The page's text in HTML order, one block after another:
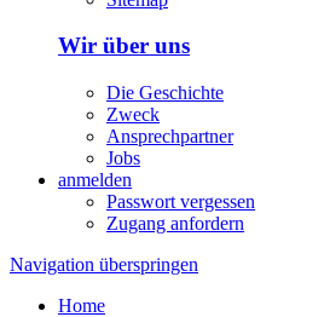
Wir über uns
Die Geschichte
Zweck
Ansprechpartner
Jobs
anmelden
Passwort vergessen
Zugang anfordern
Navigation überspringen
Home